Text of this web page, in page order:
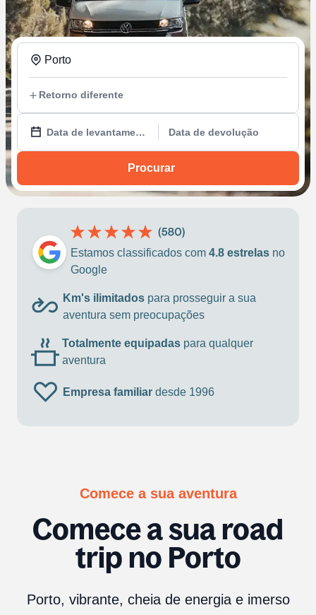
Porto
Retorno diferente
Data de levantamento Data de devolução
Procurar
Estamos classificados com 4.8 estrelas no
Google
Km's ilimitados para prosseguir a sua
aventura sem preocupações
Totalmente equipadas para qualquer
aventura
Empresa familiar desde 1996
Comece a sua aventura
Comece a sua road
trip no Porto
Porto, vibrante, cheia de energia e imerso